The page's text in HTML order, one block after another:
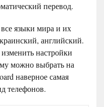
перевод.
языки мира и их
английский.
настройки
можно выбрать на
наверное самая
телефонов.